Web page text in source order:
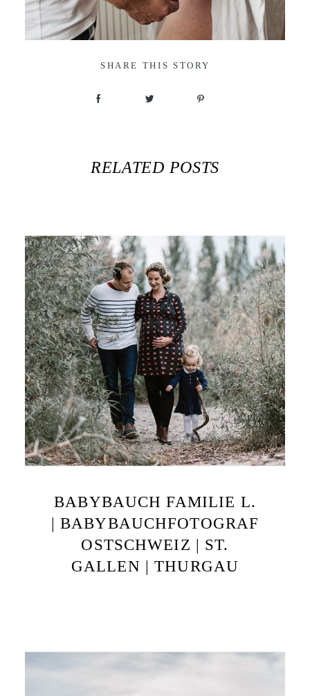
SHARE THIS STORY
RELATED POSTS
BABYBAUCH FAMILIE L.
| BABYBAUCHFOTOGRAF
OSTSCHWEIZ | ST.
GALLEN | THURGAU